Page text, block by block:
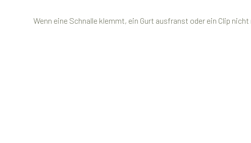
Wenn eine Schnalle klemmt, ein Gurt ausfranst oder ein Clip